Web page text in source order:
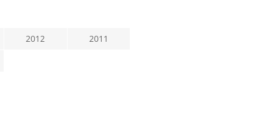
2012 2011